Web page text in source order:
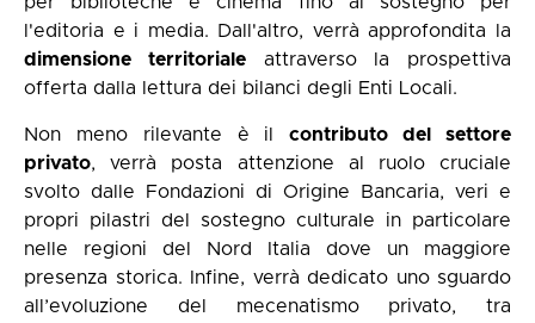
l'editoria e i media. Dall'altro, verrà approfondita la
dimensione territorialeattraverso la prospettiva
offerta dalla lettura dei bilanci degli Enti Locali.
Non meno rilevante è ilcontributo del settore
privato, verrà posta attenzione al ruolo cruciale
svolto dalle Fondazioni di Origine Bancaria, veri e
propri pilastri del sostegno culturale in particolare
nelle regioni del Nord Italia dove un maggiore
presenza storica. Infine, verrà dedicato uno sguardo
all’evoluzione del mecenatismo privato, tra